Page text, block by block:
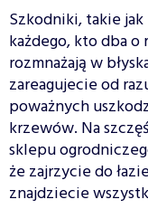
Szkodniki, takie
każdego, kto dba o
rozmnażają w
zareagujecie od
poważnych
krzewów. Na
sklepu
że zajrzycie do
znajdziecie